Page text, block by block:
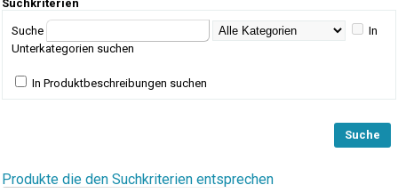
Suchkriterien
Suche
In
Unterkategorien suchen
In Produktbeschreibungen suchen
Produkte die den Suchkriterien entsprechen